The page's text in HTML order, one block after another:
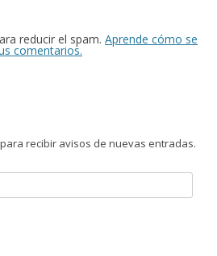
reducir el spam. Aprende cómo se
comentarios.
recibir avisos de nuevas entradas.